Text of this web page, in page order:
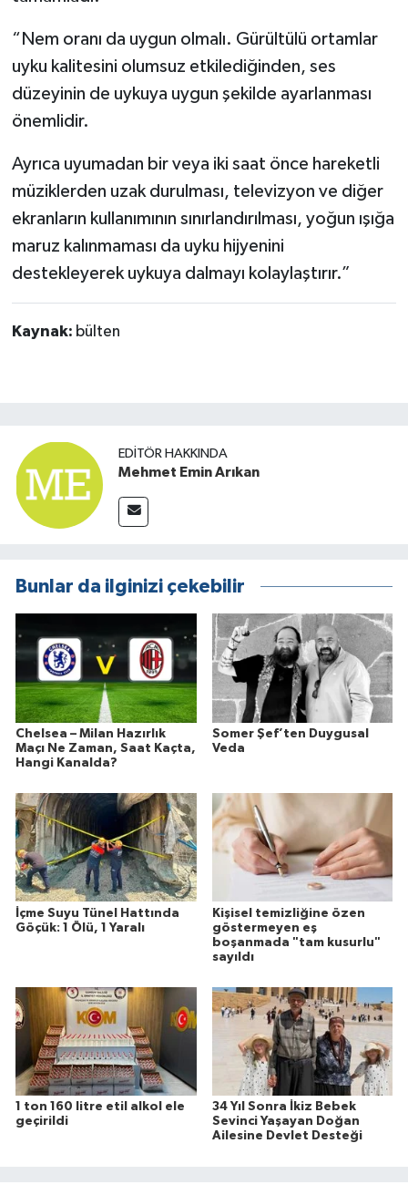
“Nem oranı da uygun olmalı. Gürültülü ortamlar
uyku kalitesini olumsuz etkilediğinden, ses
düzeyinin de uykuya uygun şekilde ayarlanması
önemlidir.
Ayrıca uyumadan bir veya iki saat önce hareketli
müziklerden uzak durulması, televizyon ve diğer
ekranların kullanımının sınırlandırılması, yoğun ışığa
maruz kalınmaması da uyku hijyenini
destekleyerek uykuya dalmayı kolaylaştırır.”
Kaynak: bülten
EDITÖR HAKKINDA
Mehmet Emin Arıkan
Bunlar da ilginizi çekebilir
Chelsea – Milan Hazırlık
Maçı Ne Zaman, Saat Kaçta,
Hangi Kanalda?
Somer Şef’ten Duygusal
Veda
İçme Suyu Tünel Hattında
Göçük: 1 Ölü, 1 Yaralı
Kişisel temizliğine özen
göstermeyen eş
boşanmada "tam kusurlu"
sayıldı
1 ton 160 litre etil alkol ele
geçirildi
34 Yıl Sonra İkiz Bebek
Sevinci Yaşayan Doğan
Ailesine Devlet Desteği